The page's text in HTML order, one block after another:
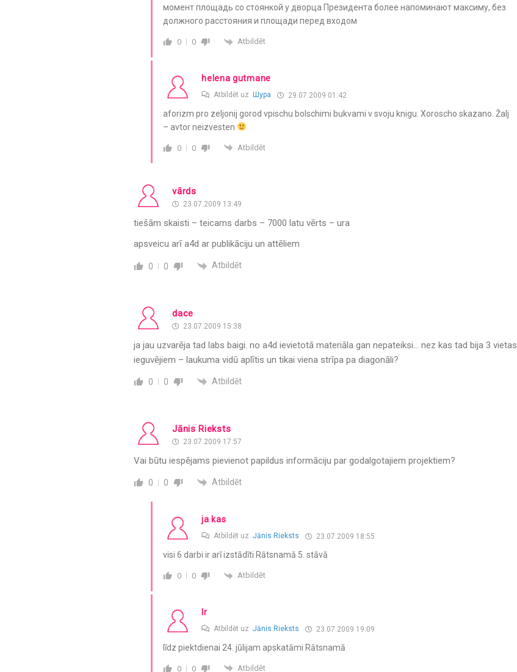
момент площадь со стоянкой у дворца Президента более напоминают максиму, без
должного расстояния и площади перед входом
0 0 Atbildēt
helena gutmane
Atbildēt uzШура 29.07.2009 01:42
aforizm pro zeljonij gorod vpischu bolschimi bukvami v svoju knigu. Xoroscho skazano. Žalj
– avtor neizvesten
0 0 Atbildēt
vārds
23.07.2009 13:49
tiešām skaisti – teicams darbs – 7000 latu vērts – ura
apsveicu arī a4d ar publikāciju un attēliem
0 0 Atbildēt
dace
23.07.2009 15:38
ja jau uzvarēja tad labs baigi. no a4d ievietotā materiāla gan nepateiksi… nez kas tad bija 3 vietas
ieguvējiem – laukuma vidū aplītis un tikai viena strīpa pa diagonāli?
0 0 Atbildēt
Jānis Rieksts
23.07.2009 17:57
Vai būtu iespējams pievienot papildus informāciju par godalgotajiem projektiem?
0 0 Atbildēt
ja kas
Atbildēt uzJānis Rieksts 23.07.2009 18:55
visi 6 darbi ir arī izstādīti Rātsnamā 5. stāvā
0 0 Atbildēt
Ir
Atbildēt uzJānis Rieksts 23.07.2009 19:09
līdz piektdienai 24. jūlijam apskatāmi Rātsnamā
0 0 Atbildēt